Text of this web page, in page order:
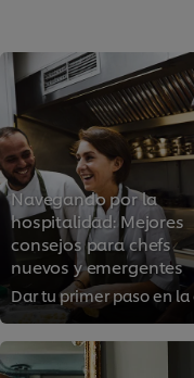
Navegando por la
hospitalidad: Mejores
consejos para chefs
nuevos y emergentes